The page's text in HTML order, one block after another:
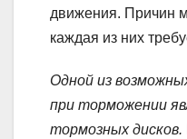
движения. Причин
каждая из них
Одной из
при торможении
тормозных дисков.